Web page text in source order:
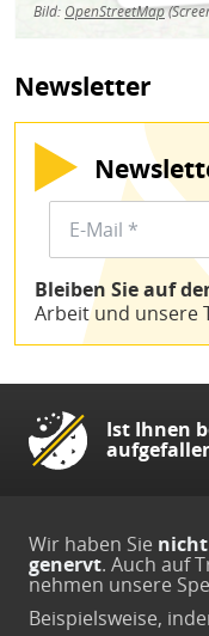
Bild: OpenStreetMap
Newsletter
Bleiben Sie auf
Arbeit und unsere
Ist Ihnen
Wir haben Sie
genervt. Auch auf
nehmen unsere
Beispielsweise,